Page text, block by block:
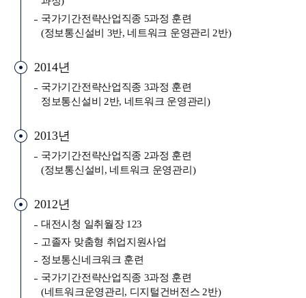
국가기간전략산업직종 5과정 훈련
(정보통신설비 3반, 네트워크 운영관리 2반)
2014년
국가기간전략산업직종 3과정 훈련
정보통신설비 2반, 네트워크 운영관리)
2013년
국가기간전략산업직종 2과정 훈련
(정보통신설비, 네트워크 운영관리)
2012년
대전시청 일취월장 123
고졸자 맞춤형 취업지원사업
정보통신네크워크 훈련
국가기간전략산업직종 3과정 훈련
(네트워크운영관리, 디지털건버전스 2반)